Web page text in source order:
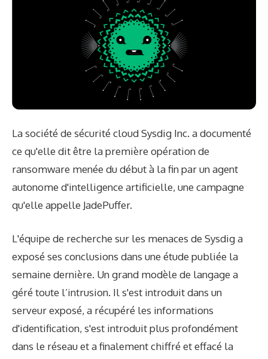
La société de sécurité cloud Sysdig Inc. a documenté
ce qu'elle dit être la première opération de
ransomware menée du début à la fin par un agent
autonome d'intelligence artificielle, une campagne
qu'elle appelle JadePuffer.
L'équipe de recherche sur les menaces de Sysdig a
exposé ses conclusions dans une étude publiée la
semaine dernière. Un grand modèle de langage a
géré toute l’intrusion. Il s'est introduit dans un
serveur exposé, a récupéré les informations
d'identification, s'est introduit plus profondément
dans le réseau et a finalement chiffré et effacé la